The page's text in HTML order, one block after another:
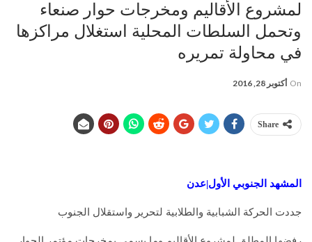
لمشروع الأقاليم ومخرجات حوار صنعاء
وتحمل السلطات المحلية استغلال مراكزها
في محاولة تمريره
On أكتوبر 28, 2016
Share
المشهد الجنوبي الأول|عدن
جددت الحركة الشبابية والطلابية لتحرير واستقلال الجنوب